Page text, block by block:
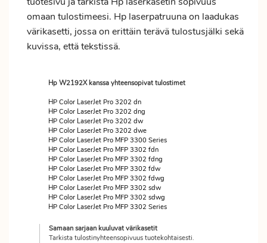
omaan tulostimeesi. Hp laserpatruuna on laadukas
värikasetti, jossa on erittäin terävä tulostusjälki sekä
kuvissa, että tekstissä.
Hp W2192X kanssa yhteensopivat tulostimet
HP Color LaserJet Pro 3202 dn
HP Color LaserJet Pro 3202 dng
HP Color LaserJet Pro 3202 dw
HP Color LaserJet Pro 3202 dwe
HP Color LaserJet Pro MFP 3300 Series
HP Color LaserJet Pro MFP 3302 fdn
HP Color LaserJet Pro MFP 3302 fdng
HP Color LaserJet Pro MFP 3302 fdw
HP Color LaserJet Pro MFP 3302 fdwg
HP Color LaserJet Pro MFP 3302 sdw
HP Color LaserJet Pro MFP 3302 sdwg
HP Color LaserJet Pro MFP 3302 Series
Samaan sarjaan kuuluvat värikasetit
Tarkista tulostinyhteensopivuus tuotekohtaisesti.